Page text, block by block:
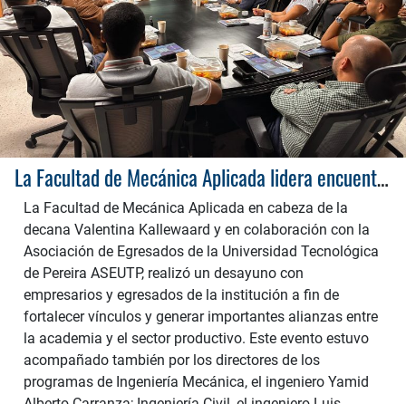
La Facultad de Mecánica Aplicada lidera encuentros con empresarios de la región
La Facultad de Mecánica Aplicada en cabeza de la
decana Valentina Kallewaard y en colaboración con la
Asociación de Egresados de la Universidad Tecnológica
de Pereira ASEUTP, realizó un desayuno con
empresarios y egresados de la institución a fin de
fortalecer vínculos y generar importantes alianzas entre
la academia y el sector productivo. Este evento estuvo
acompañado también por los directores de los
programas de Ingeniería Mecánica, el ingeniero Yamid